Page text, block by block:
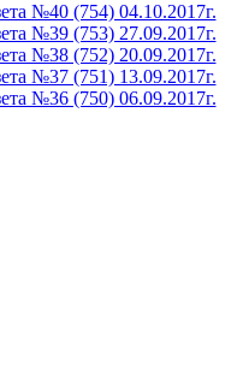
№40 (754) 04.10.2017г.
№39 (753) 27.09.2017г.
№38 (752) 20.09.2017г.
№37 (751) 13.09.2017г.
№36 (750) 06.09.2017г.